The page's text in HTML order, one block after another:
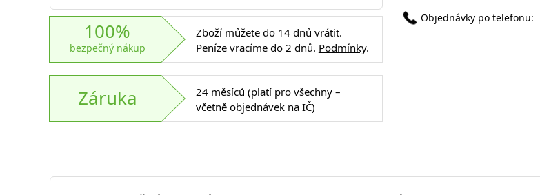
100%
bezpečný nákup
Zboží můžete do 14 dnů vrátit.
Peníze vracíme do 2 dnů. Podmínky.
Záruka
24 měsíců (platí pro všechny –
včetně objednávek na IČ)
Objednávky po telefonu: